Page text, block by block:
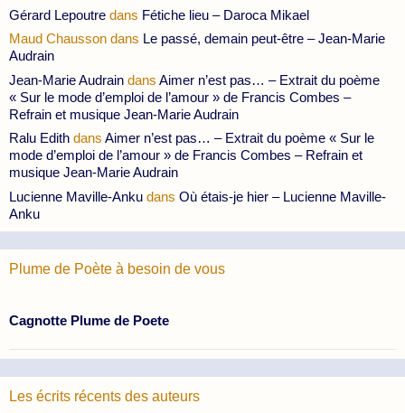
Gérard Lepoutre dans Fétiche lieu – Daroca Mikael
Maud Chausson dans Le passé, demain peut-être – Jean-Marie
Audrain
Jean-Marie Audrain dans Aimer n’est pas… – Extrait du poème
« Sur le mode d’emploi de l’amour » de Francis Combes –
Refrain et musique Jean-Marie Audrain
Ralu Edith dans Aimer n’est pas… – Extrait du poème « Sur le
mode d’emploi de l’amour » de Francis Combes – Refrain et
musique Jean-Marie Audrain
Lucienne Maville-Anku dans Où étais-je hier – Lucienne Maville-
Anku
Plume de Poète à besoin de vous
Cagnotte Plume de Poete
Les écrits récents des auteurs